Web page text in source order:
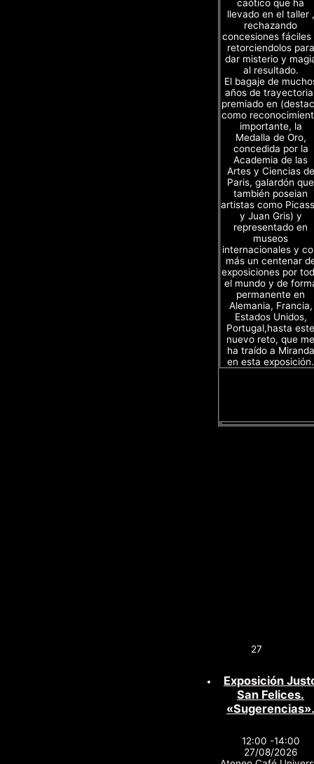
caótico que ha
llevado en el taller ,
rechazando
concesiones fáciles
retorciendolos para
dar misterio y
al resultado.
El bagaje de
años de
premiado en
como
importante, la
Medalla de Oro,
concedida por la
Academia de las
Artes y Ciencias de
Paris, galardón que
también poseian
artistas como
y Juan Gris) y
representado en
museos
internacionales y
más un centenar
exposiciones por
el mundo y de
permanente en
Alemania, Francia,
Estados Unidos,
Portugal,hasta este
nuevo reto, que me
ha traído a Miranda
en esta exposición.
27
Exposición
San Felices.
«Sugerencias».
12:00 -14:00
27/08/2026